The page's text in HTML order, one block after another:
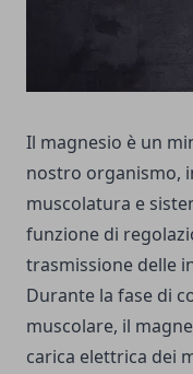
Il magnesio è un
nostro organismo,
muscolatura e
funzione di
trasmissione delle
Durante la fase di
muscolare, il
carica elettrica dei